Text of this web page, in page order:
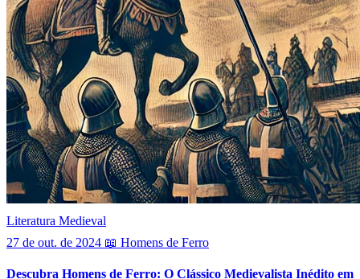
Literatura Medieval
27 de out. de 2024 📖 Homens de Ferro
Descubra Homens de Ferro: O Clássico Medievalista Inédito em